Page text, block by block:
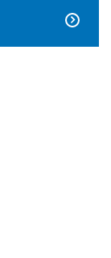
